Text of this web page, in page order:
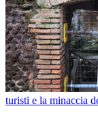
turisti e la minaccia